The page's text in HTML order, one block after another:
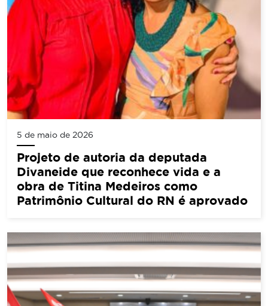
5 de maio de 2026
Projeto de autoria da deputada
Divaneide que reconhece vida e a
obra de Titina Medeiros como
Patrimônio Cultural do RN é aprovado